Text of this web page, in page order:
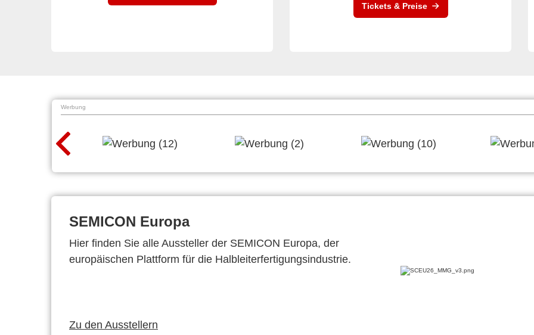
Tickets & Preise
Werbung
SEMICON Europa
Hier finden Sie alle Aussteller der SEMICON Europa, der
europäischen Plattform für die Halbleiterfertigungsindustrie.
Zu den Ausstellern